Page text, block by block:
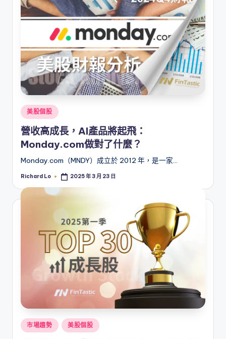
Posted
in
美股個股
營收高成長，AI產品將起飛：
Monday.com做對了什麼？
Monday.com（MNDY）成立於 2012 年，是一家…
Posted
Richard Lo 2025 年 3 月 23 日
Posted
in
市場趨勢 美股個股